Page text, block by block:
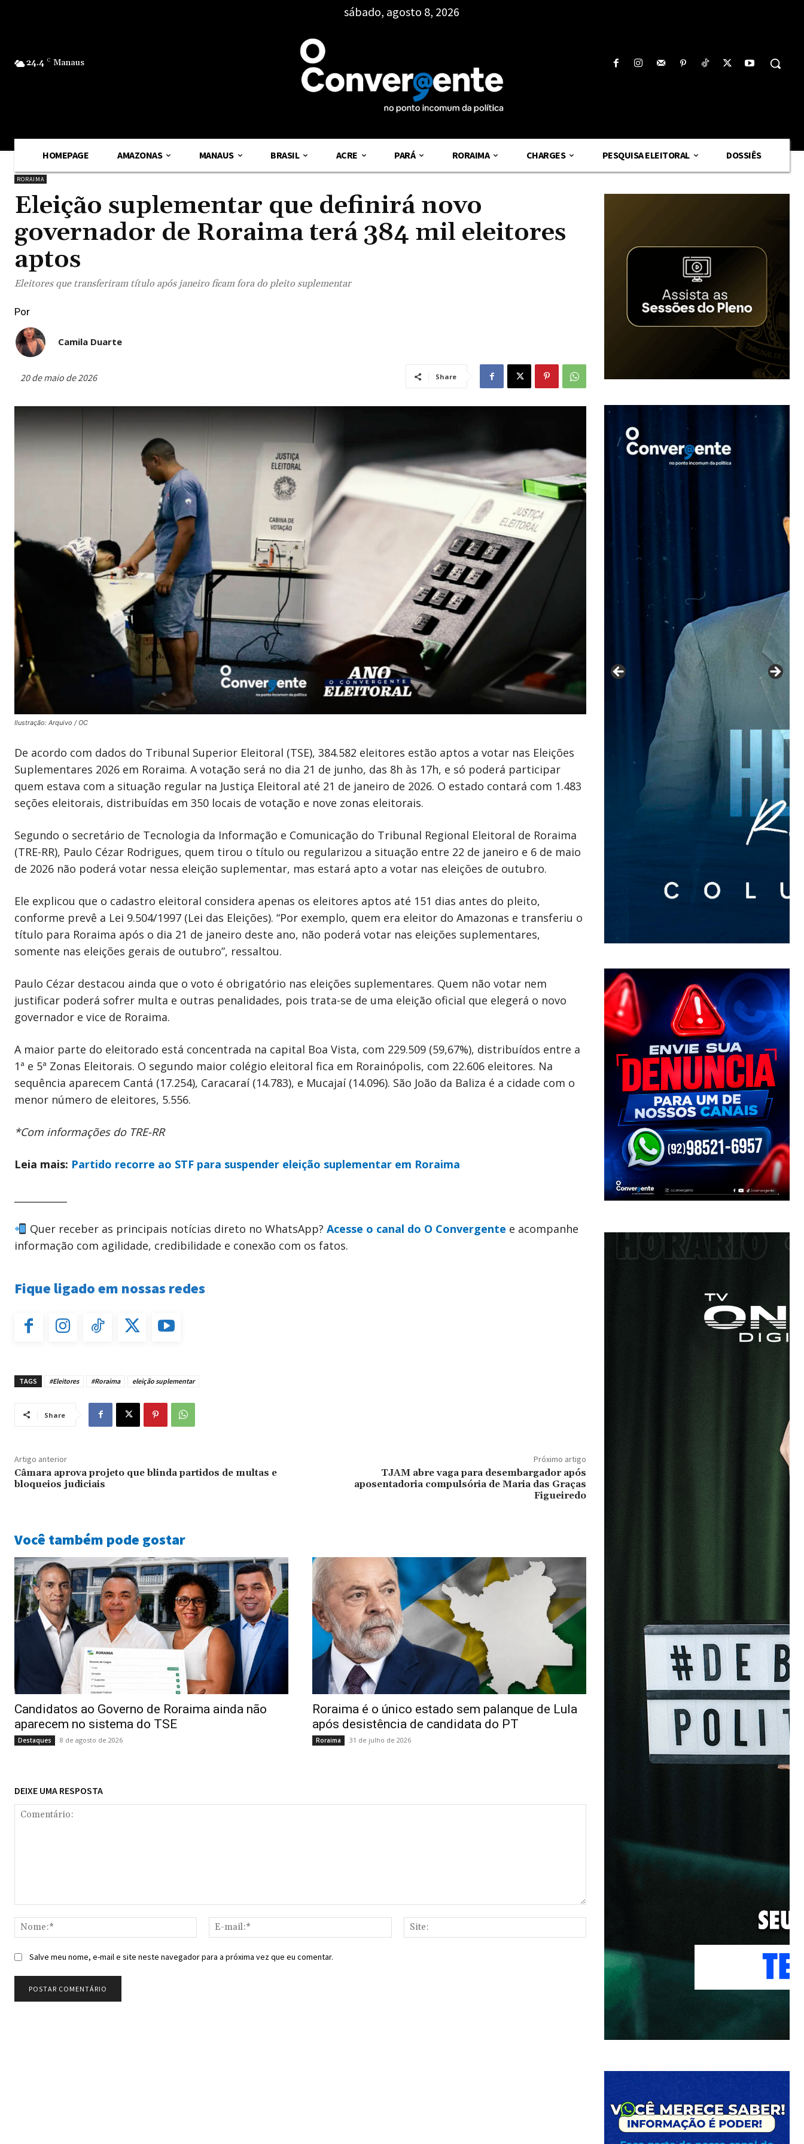
24.4 C Manaus
sábado, agosto 8, 2026
HOMEPAGE AMAZONAS MANAUS BRASIL ACRE PARÁ RORAIMA CHARGES PESQUISA ELEITORAL DOSSIÊS
RORAIMA
Eleição suplementar que definirá novo
governador de Roraima terá 384 mil eleitores
aptos
Eleitores que transferiram título após janeiro ficam fora do pleito suplementar
Por
Camila Duarte
20 de maio de 2026 Share
Ilustração: Arquivo / OC
De acordo com dados do Tribunal Superior Eleitoral (TSE), 384.582 eleitores estão aptos a votar nas Eleições
Suplementares 2026 em Roraima. A votação será no dia 21 de junho, das 8h às 17h, e só poderá participar
quem estava com a situação regular na Justiça Eleitoral até 21 de janeiro de 2026. O estado contará com 1.483
seções eleitorais, distribuídas em 350 locais de votação e nove zonas eleitorais.
Segundo o secretário de Tecnologia da Informação e Comunicação do Tribunal Regional Eleitoral de Roraima
(TRE-RR), Paulo Cézar Rodrigues, quem tirou o título ou regularizou a situação entre 22 de janeiro e 6 de maio
de 2026 não poderá votar nessa eleição suplementar, mas estará apto a votar nas eleições de outubro.
Ele explicou que o cadastro eleitoral considera apenas os eleitores aptos até 151 dias antes do pleito,
conforme prevê a Lei 9.504/1997 (Lei das Eleições). “Por exemplo, quem era eleitor do Amazonas e transferiu o
título para Roraima após o dia 21 de janeiro deste ano, não poderá votar nas eleições suplementares,
somente nas eleições gerais de outubro”, ressaltou.
Paulo Cézar destacou ainda que o voto é obrigatório nas eleições suplementares. Quem não votar nem
justificar poderá sofrer multa e outras penalidades, pois trata-se de uma eleição oficial que elegerá o novo
governador e vice de Roraima.
A maior parte do eleitorado está concentrada na capital Boa Vista, com 229.509 (59,67%), distribuídos entre a
1ª e 5ª Zonas Eleitorais. O segundo maior colégio eleitoral fica em Rorainópolis, com 22.606 eleitores. Na
sequência aparecem Cantá (17.254), Caracaraí (14.783), e Mucajaí (14.096). São João da Baliza é a cidade com o
menor número de eleitores, 5.556.
*Com informações do TRE-RR
Leia mais: Partido recorre ao STF para suspender eleição suplementar em Roraima
Quer receber as principais notícias direto no WhatsApp? Acesse o canal do O Convergente e acompanhe
informação com agilidade, credibilidade e conexão com os fatos.
Fique ligado em nossas redes
TAGS #Eleitores #Roraima eleição suplementar
Share
Artigo anterior
Câmara aprova projeto que blinda partidos de multas e
bloqueios judiciais
Próximo artigo
TJAM abre vaga para desembargador após
aposentadoria compulsória de Maria das Graças
Figueiredo
Você também pode gostar
Candidatos ao Governo de Roraima ainda não
aparecem no sistema do TSE
Destaques 8 de agosto de 2026
Roraima é o único estado sem palanque de Lula
após desistência de candidata do PT
Roraima 31 de julho de 2026
DEIXE UMA RESPOSTA
Nome:*
mail:*
Salve meu nome, e-mail e site neste navegador para a próxima vez que eu comentar.